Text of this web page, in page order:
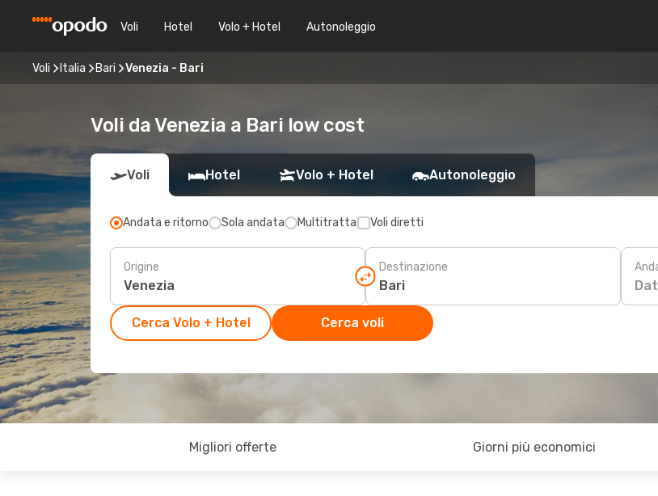
Voli Hotel Volo + Hotel Autonoleggio
Voli Italia Bari Venezia - Bari
Voli da Venezia a Bari low cost
Voli Hotel Volo + Hotel Autonoleggio
Andata e ritorno Sola andata Multitratta Voli diretti
Origine Destinazione
Cerca Volo + Hotel Cerca voli
Migliori offerte Giorni più economici